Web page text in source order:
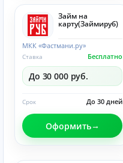
Займ на
карту(Займируб)
МКК «Фастмани.ру»
Бесплатно
Ставка
До 30 000 руб.
До 30 дней
Срок
Оформить